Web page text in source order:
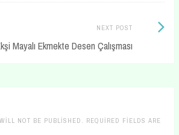
NEXT POST
Mayalı Ekmekte Desen Çalışması
Next
NOT BE PUBLISHED. REQUIRED FIELDS ARE